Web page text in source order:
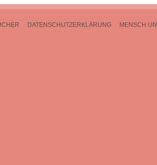
DATENSCHUTZERKLÄRUNG MENSCH